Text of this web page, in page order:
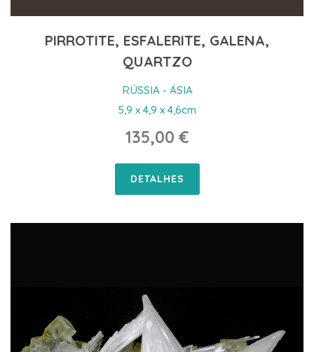
PIRROTITE, ESFALERITE, GALENA,
QUARTZO
RÚSSIA - ÁSIA
5,9 x 4,9 x 4,6cm
135,00 €
DETALHES